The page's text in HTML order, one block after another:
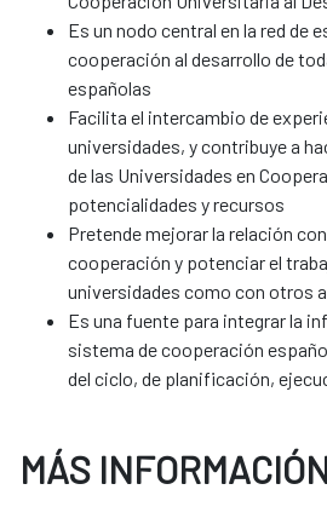
Es un nodo central en la red de
cooperación al desarrollo de
españolas
Facilita el intercambio de
universidades, y contribuye a
de las Universidades en
potencialidades y recursos
Pretende mejorar la relación
cooperación y potenciar el
universidades como con otros
Es una fuente para integrar la
sistema de cooperación
del ciclo, de planificación,
MÁS